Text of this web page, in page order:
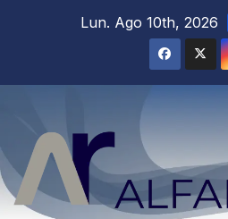
Lun. Ago 10th, 2026